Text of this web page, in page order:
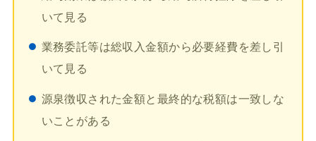
いて見る
業務委託等は総収入金額から必要経費を差し引
いて見る
源泉徴収された金額と最終的な税額は一致しな
いことがある